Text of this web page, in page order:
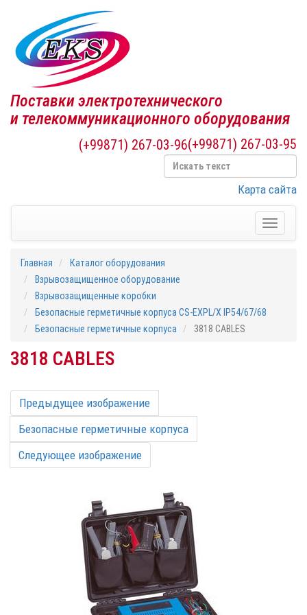
Поставки электротехнического
и телекоммуникационного оборудования
(+99871) 267-03-95
(+99871) 267-03-96
Карта сайта
Toggle
Главная
Каталог оборудования
Взрывозащищенное оборудование
Взрывозащищенные коробки
Безопасные герметичные корпуса CS-EXPL/X IP54/67/68
Безопасные герметичные корпуса
3818 CABLES
3818 CABLES
Предыдущее изображение
Безопасные герметичные корпуса
Следующее изображение